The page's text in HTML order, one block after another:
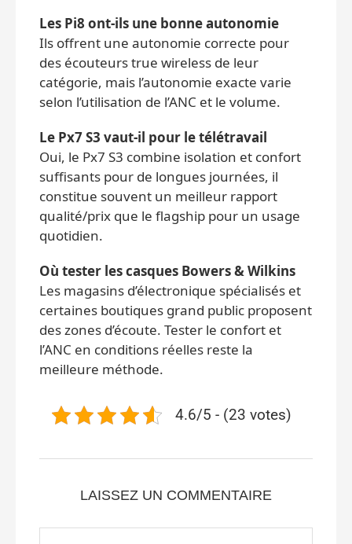
Les Pi8 ont‑ils une bonne autonomie
Ils offrent une autonomie correcte pour
des écouteurs true wireless de leur
catégorie, mais l’autonomie exacte varie
selon l’utilisation de l’ANC et le volume.
Le Px7 S3 vaut‑il pour le télétravail
Oui, le Px7 S3 combine isolation et confort
suffisants pour de longues journées, il
constitue souvent un meilleur rapport
qualité/prix que le flagship pour un usage
quotidien.
Où tester les casques Bowers & Wilkins
Les magasins d’électronique spécialisés et
certaines boutiques grand public proposent
des zones d’écoute. Tester le confort et
l’ANC en conditions réelles reste la
meilleure méthode.
4.6/5 - (23 votes)
LAISSEZ UN COMMENTAIRE